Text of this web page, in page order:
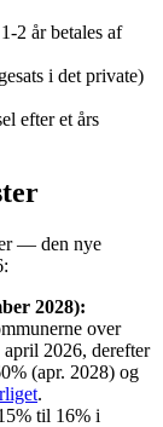
2 år betales af
i det private)
efter et års
— den nye
2028):
over
2026, derefter
(apr. 2028) og
.
til 16% i